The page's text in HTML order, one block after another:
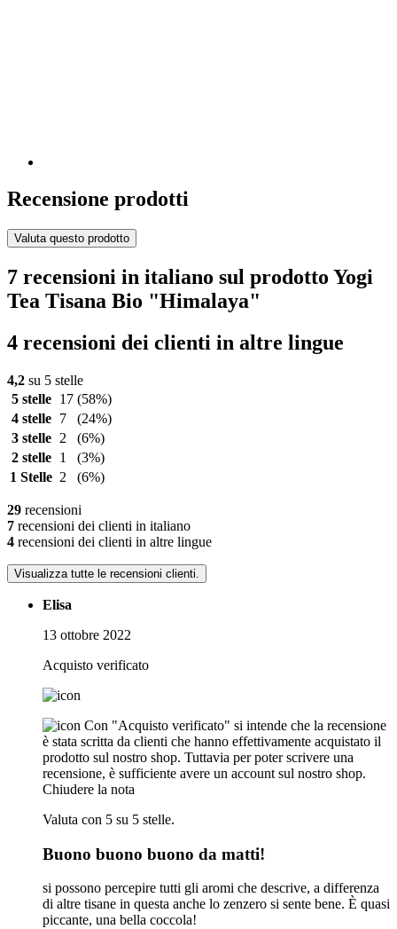
Recensione prodotti
Valuta questo prodotto
7 recensioni in italiano sul prodotto Yogi
Tea Tisana Bio "Himalaya"
4 recensioni dei clienti in altre lingue
4,2 su 5 stelle
5 stelle
17 (58%)
4 stelle
7
(24%)
3 stelle
2
(6%)
2 stelle
1
(3%)
1 Stelle 2 (6%)
29 recensioni
7 recensioni dei clienti in italiano
4 recensioni dei clienti in altre lingue
Visualizza tutte le recensioni clienti.
Elisa
13 ottobre 2022
Acquisto verificato
Con "Acquisto verificato" si intende che la recensione
è stata scritta da clienti che hanno effettivamente acquistato il
prodotto sul nostro shop. Tuttavia per poter scrivere una
recensione, è sufficiente avere un account sul nostro shop.
Chiudere la nota
Valuta con 5 su 5 stelle.
Buono buono buono da matti!
si possono percepire tutti gli aromi che descrive, a differenza
di altre tisane in questa anche lo zenzero si sente bene. È quasi
piccante, una bella coccola!